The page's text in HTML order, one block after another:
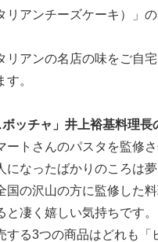
リアンチーズケーキ）」
リアンの名店の味をご自
。
ッチャ」井上裕基料理長
ートさんのパスタを監修
になったばかりのころは
国の沢山の方に監修した
と凄く嬉しい気持ちです。
する3つの商品はどれも「